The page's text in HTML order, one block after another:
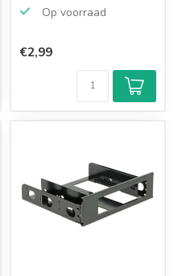
Op voorraad
€2,99